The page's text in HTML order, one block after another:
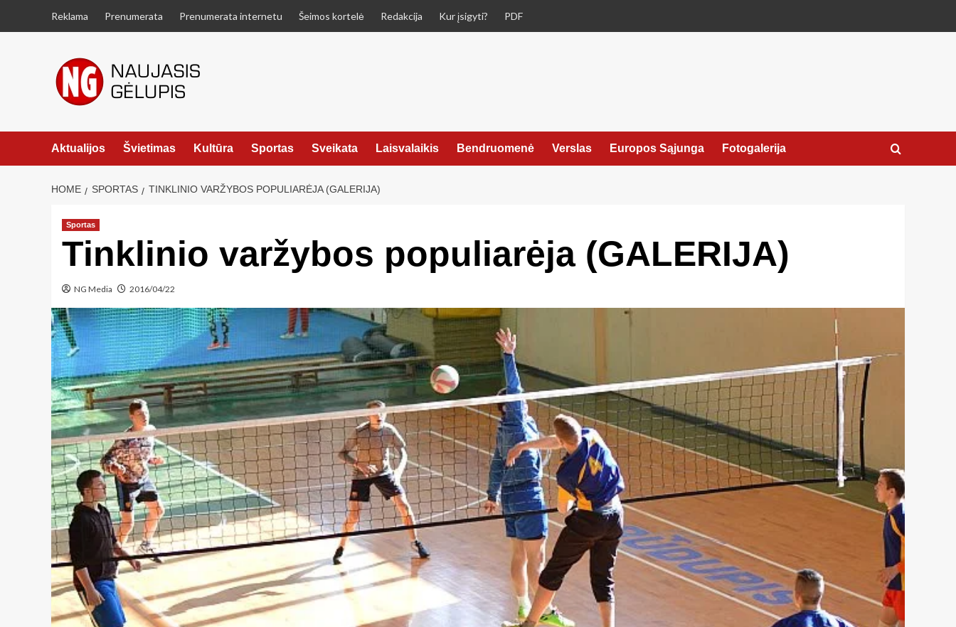
Reklama Prenumerata Prenumerata internetu Šeimos kortelė Redakcija Kur įsigyti? PDF
Aktualijos Švietimas Kultūra Sportas Sveikata Laisvalaikis Bendruomenė Verslas Europos Sąjunga Fotogalerija
HOME SPORTAS TINKLINIO VARŽYBOS POPULIARĖJA (GALERIJA)
Sportas
Tinklinio varžybos populiarėja (GALERIJA)
NG Media 2016/04/22